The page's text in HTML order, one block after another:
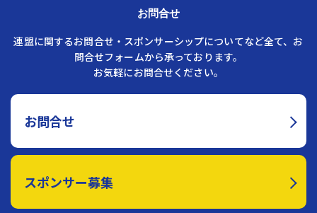
お問合せ
連盟に関するお問合せ・スポンサーシップについてなど全て、お
問合せフォームから承っております。
お気軽にお問合せください。
お問合せ
スポンサー募集